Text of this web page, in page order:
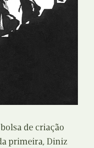
de criação
primeira, Diniz